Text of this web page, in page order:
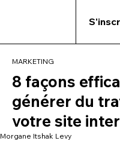
MARKETING
8 façons
générer du
votre site
Morgane Itshak Levy